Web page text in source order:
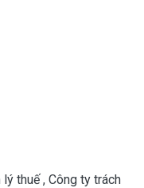
lý thuế, Công ty trách